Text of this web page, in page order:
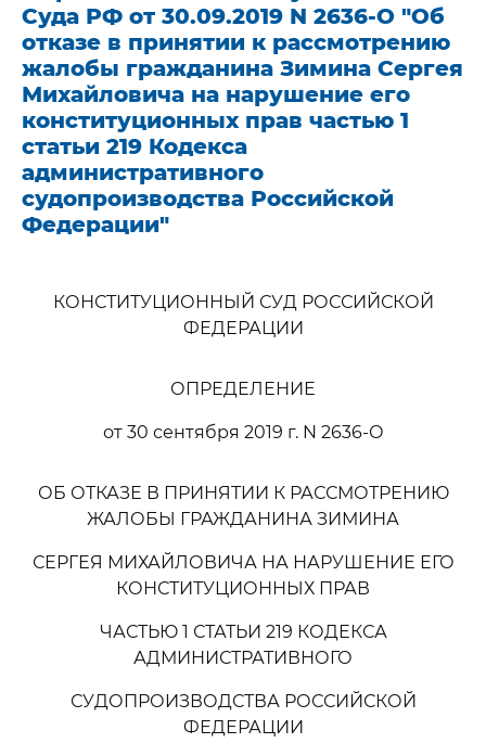
Суда РФ от 30.09.2019 N 2636-О "Об
отказе в принятии к рассмотрению
жалобы гражданина Зимина Сергея
Михайловича на нарушение его
конституционных прав частью 1
статьи 219 Кодекса
административного
судопроизводства Российской
Федерации"
КОНСТИТУЦИОННЫЙ СУД РОССИЙСКОЙ
ФЕДЕРАЦИИ
ОПРЕДЕЛЕНИЕ
от 30 сентября 2019 г. N 2636-О
ОБ ОТКАЗЕ В ПРИНЯТИИ К РАССМОТРЕНИЮ
ЖАЛОБЫ ГРАЖДАНИНА ЗИМИНА
СЕРГЕЯ МИХАЙЛОВИЧА НА НАРУШЕНИЕ ЕГО
КОНСТИТУЦИОННЫХ ПРАВ
ЧАСТЬЮ 1 СТАТЬИ 219 КОДЕКСА
АДМИНИСТРАТИВНОГО
СУДОПРОИЗВОДСТВА РОССИЙСКОЙ
ФЕДЕРАЦИИ